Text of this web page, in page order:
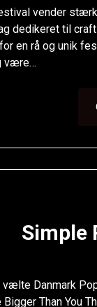
vender
dedikeret til
en rå og unik
være…
Simple
Danmark
Than You